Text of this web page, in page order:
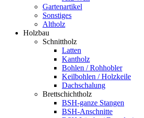
Gartenartikel
Sonstiges
Altholz
Holzbau
Schnittholz
Latten
Kantholz
Bohlen / Rohhobler
Keilbohlen / Holzkeile
Dachschalung
Brettschichtholz
BSH-ganze Stangen
BSH-Anschnitte